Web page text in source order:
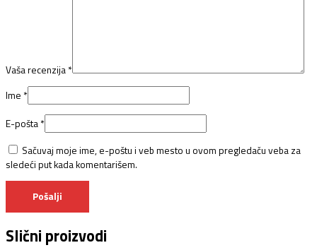
Vaša recenzija *
Ime *
E-pošta *
Sačuvaj moje ime, e-poštu i veb mesto u ovom pregledaču veba za
sledeći put kada komentarišem.
Slični proizvodi